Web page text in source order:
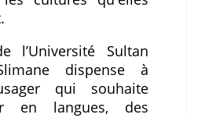
l’Université Sultan
dispense à
qui souhaite
en langues, des